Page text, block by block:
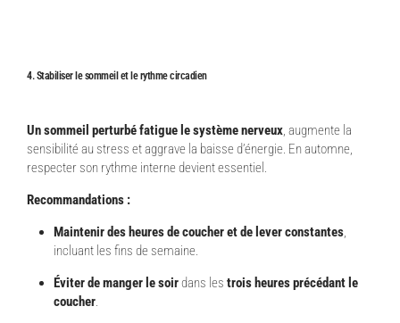
4. Stabiliser le sommeil et le rythme circadien
Un sommeil perturbé fatigue le système nerveux, augmente la
sensibilité au stress et aggrave la baisse d’énergie. En automne,
respecter son rythme interne devient essentiel.
Recommandations :
Maintenir des heures de coucher et de lever constantes,
incluant les fins de semaine.
Éviter de manger le soirdans les trois heures précédant le
coucher.